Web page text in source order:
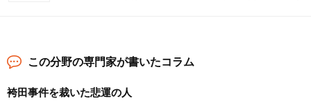
この分野の専門家が書いたコラム
袴田事件を裁いた悲運の人